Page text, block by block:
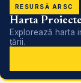
RESURSĂ ARSC
Harta
Explorează harta
țării.